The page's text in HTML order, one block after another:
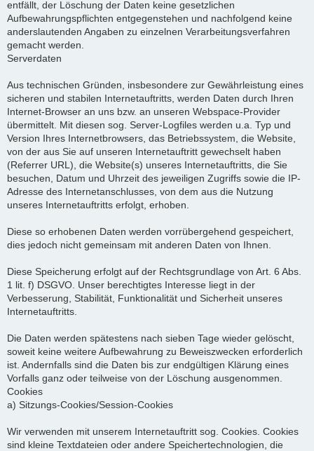
entfällt, der Löschung der Daten keine gesetzlichen
Aufbewahrungspflichten entgegenstehen und nachfolgend keine
anderslautenden Angaben zu einzelnen Verarbeitungsverfahren
gemacht werden.
Serverdaten
Aus technischen Gründen, insbesondere zur Gewährleistung eines
sicheren und stabilen Internetauftritts, werden Daten durch Ihren
Internet-Browser an uns bzw. an unseren Webspace-Provider
übermittelt. Mit diesen sog. Server-Logfiles werden u.a. Typ und
Version Ihres Internetbrowsers, das Betriebssystem, die Website,
von der aus Sie auf unseren Internetauftritt gewechselt haben
(Referrer URL), die Website(s) unseres Internetauftritts, die Sie
besuchen, Datum und Uhrzeit des jeweiligen Zugriffs sowie die IP-
Adresse des Internetanschlusses, von dem aus die Nutzung
unseres Internetauftritts erfolgt, erhoben.
Diese so erhobenen Daten werden vorrübergehend gespeichert,
dies jedoch nicht gemeinsam mit anderen Daten von Ihnen.
Diese Speicherung erfolgt auf der Rechtsgrundlage von Art. 6 Abs.
1 lit. f) DSGVO. Unser berechtigtes Interesse liegt in der
Verbesserung, Stabilität, Funktionalität und Sicherheit unseres
Internetauftritts.
Die Daten werden spätestens nach sieben Tage wieder gelöscht,
soweit keine weitere Aufbewahrung zu Beweiszwecken erforderlich
ist. Andernfalls sind die Daten bis zur endgültigen Klärung eines
Vorfalls ganz oder teilweise von der Löschung ausgenommen.
Cookies
a) Sitzungs-Cookies/Session-Cookies
Wir verwenden mit unserem Internetauftritt sog. Cookies. Cookies
sind kleine Textdateien oder andere Speichertechnologien, die